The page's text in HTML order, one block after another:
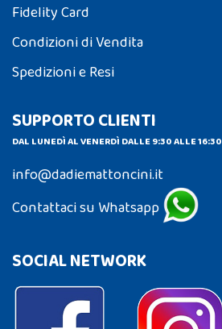
Fidelity Card
Condizioni di Vendita
Spedizioni e Resi
SUPPORTO CLIENTI
DAL LUNEDÌ AL VENERDÌ DALLE 9:30 ALLE 16:30
info@dadiemattoncini.it
Contattaci su Whatsapp
SOCIAL NETWORK